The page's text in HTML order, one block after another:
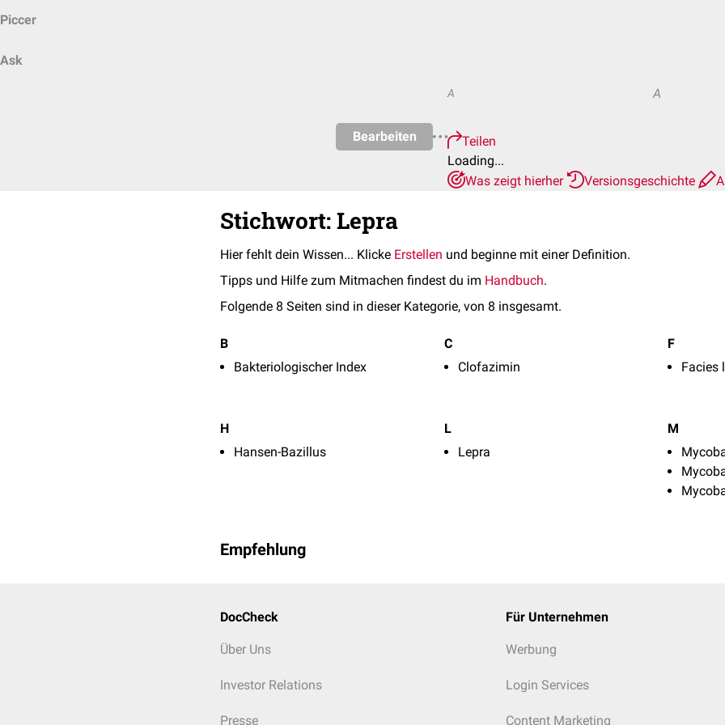
Piccer
Ask
Bearbeiten
A A
Teilen
Loading...
Was zeigt hierher
Versionsgeschichte
Stichwort: Lepra
Hier fehlt dein Wissen... Klicke Erstellen und beginne mit einer Definition.
Tipps und Hilfe zum Mitmachen findest du im Handbuch.
Folgende 8 Seiten sind in dieser Kategorie, von 8 insgesamt.
B
Bakteriologischer Index
C
Clofazimin
F
Facies
H
Hansen-Bazillus
L
Lepra
M
Empfehlung
DocCheck
Über Uns
Investor Relations
Presse
Für Unternehmen
Werbung
Login Services
Content Marketing